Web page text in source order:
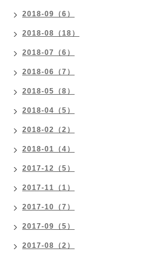
2018-09（6）
2018-08（18）
2018-07（6）
2018-06（7）
2018-05（8）
2018-04（5）
2018-02（2）
2018-01（4）
2017-12（5）
2017-11（1）
2017-10（7）
2017-09（5）
2017-08（2）